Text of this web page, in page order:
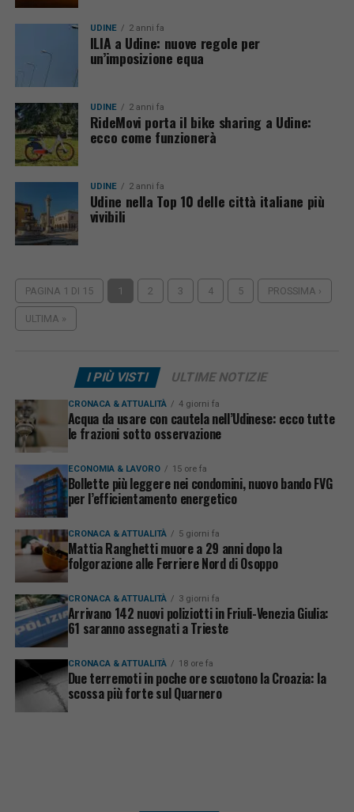
UDINE 2 anni fa
ILIA a Udine: nuove regole per
un’imposizione equa
UDINE 2 anni fa
RideMovi porta il bike sharing a Udine:
ecco come funzionerà
UDINE 2 anni fa
Udine nella Top 10 delle città italiane più
vivibili
PAGINA 1 DI 15 1 2 3 4 5 PROSSIMA ›
ULTIMA »
I PIÙ VISTI ULTIME NOTIZIE
CRONACA & ATTUALITÀ 4 giorni fa
Acqua da usare con cautela nell’Udinese: ecco tutte
le frazioni sotto osservazione
ECONOMIA & LAVORO 15 ore fa
Bollette più leggere nei condomini, nuovo bando FVG
per l’efficientamento energetico
CRONACA & ATTUALITÀ 5 giorni fa
Mattia Ranghetti muore a 29 anni dopo la
folgorazione alle Ferriere Nord di Osoppo
CRONACA & ATTUALITÀ 3 giorni fa
Arrivano 142 nuovi poliziotti in Friuli-Venezia Giulia:
61 saranno assegnati a Trieste
CRONACA & ATTUALITÀ 18 ore fa
Due terremoti in poche ore scuotono la Croazia: la
scossa più forte sul Quarnero